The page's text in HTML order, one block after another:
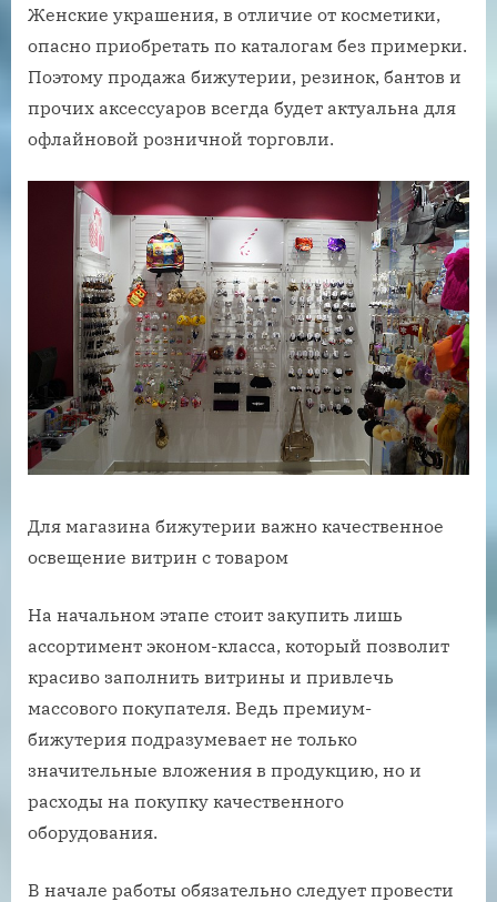
Женские украшения, в отличие от косметики,
опасно приобретать по каталогам без примерки.
Поэтому продажа бижутерии, резинок, бантов и
прочих аксессуаров всегда будет актуальна для
офлайновой розничной торговли.
Для магазина бижутерии важно качественное
освещение витрин с товаром
На начальном этапе стоит закупить лишь
ассортимент эконом-класса, который позволит
красиво заполнить витрины и привлечь
массового покупателя. Ведь премиум-
бижутерия подразумевает не только
значительные вложения в продукцию, но и
расходы на покупку качественного
оборудования.
В начале работы обязательно следует провести